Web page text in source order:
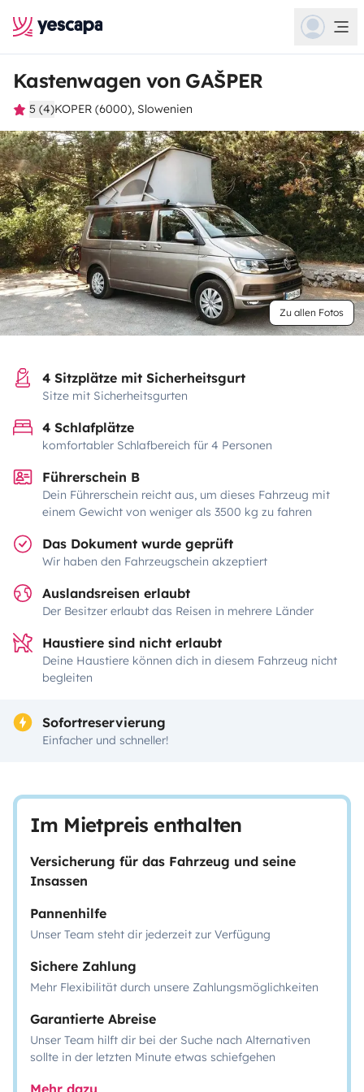
Kastenwagen von GAŠPER
5 (4)KOPER (6000), Slowenien
Zu allen Fotos
4 Sitzplätze mit Sicherheitsgurt
Sitze mit Sicherheitsgurten
4 Schlafplätze
komfortabler Schlafbereich für 4 Personen
Führerschein B
Dein Führerschein reicht aus, um dieses Fahrzeug mit
einem Gewicht von weniger als 3500 kg zu fahren
Das Dokument wurde geprüft
Wir haben den Fahrzeugschein akzeptiert
Auslandsreisen erlaubt
Der Besitzer erlaubt das Reisen in mehrere Länder
Haustiere sind nicht erlaubt
Deine Haustiere können dich in diesem Fahrzeug nicht
begleiten
Sofortreservierung
Einfacher und schneller!
Im Mietpreis enthalten
Versicherung für das Fahrzeug und seine
Insassen
Pannenhilfe
Unser Team steht dir jederzeit zur Verfügung
Sichere Zahlung
Mehr Flexibilität durch unsere Zahlungsmöglichkeiten
Garantierte Abreise
Unser Team hilft dir bei der Suche nach Alternativen
sollte in der letzten Minute etwas schiefgehen
Mehr dazu